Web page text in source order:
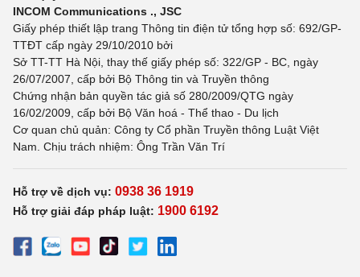
INCOM Communications ., JSC
Giấy phép thiết lập trang Thông tin điện tử tổng hợp số: 692/GP-
TTĐT cấp ngày 29/10/2010 bởi
Sở TT-TT Hà Nội, thay thế giấy phép số: 322/GP - BC, ngày
26/07/2007, cấp bởi Bộ Thông tin và Truyền thông
Chứng nhận bản quyền tác giả số 280/2009/QTG ngày
16/02/2009, cấp bởi Bộ Văn hoá - Thể thao - Du lịch
Cơ quan chủ quản: Công ty Cổ phần Truyền thông Luật Việt
Nam. Chịu trách nhiệm: Ông Trần Văn Trí
Hỗ trợ về dịch vụ: 0938 36 1919
Hỗ trợ giải đáp pháp luật: 1900 6192